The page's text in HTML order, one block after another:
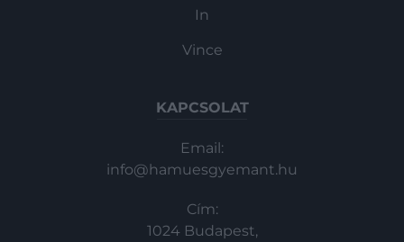
In
Vince
KAPCSOLAT
Email:
info@hamuesgyemant.hu
Cím:
1024 Budapest,